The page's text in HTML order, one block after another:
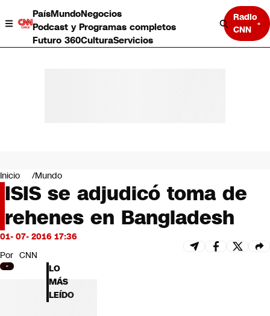
PaísMundoNegocios
Podcast y Programas completos
Futuro 360CulturaServicios
Radio
CNN
Negocios
Deportes
Programas completos
Cultura
Servicios
Bits
CNN Data
CNN tiempo
Futuro 360
Inicio Mundo
ISIS se adjudicó toma de
rehenes en Bangladesh
01- 07- 2016 17:36
Por CNN
LO
MÁS
LEÍDO